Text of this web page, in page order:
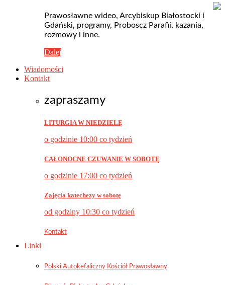
Prawosławne wideo, Arcybiskup Białostocki i
Gdański, programy, Proboscz Parafii, kazania,
rozmowy i inne.
Dalej
Wiadomości
Kontakt
zapraszamy
LITURGIA W NIEDZIELĘ
o godzinie 10:00 co tydzień
CAŁONOCNE CZUWANIE W SOBOTĘ
o godzinie 17:00 co tydzień
Zajęcia katechezy w sobotę
od godziny 10:30 co tydzień
Kontakt
Linki
Polski Autokefaliczny Kościół Prawosławny